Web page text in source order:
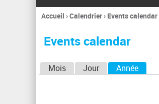
Vous
ici
Accueil ›Calendrier› Events calendar
Events calendar
Mois Jour Année